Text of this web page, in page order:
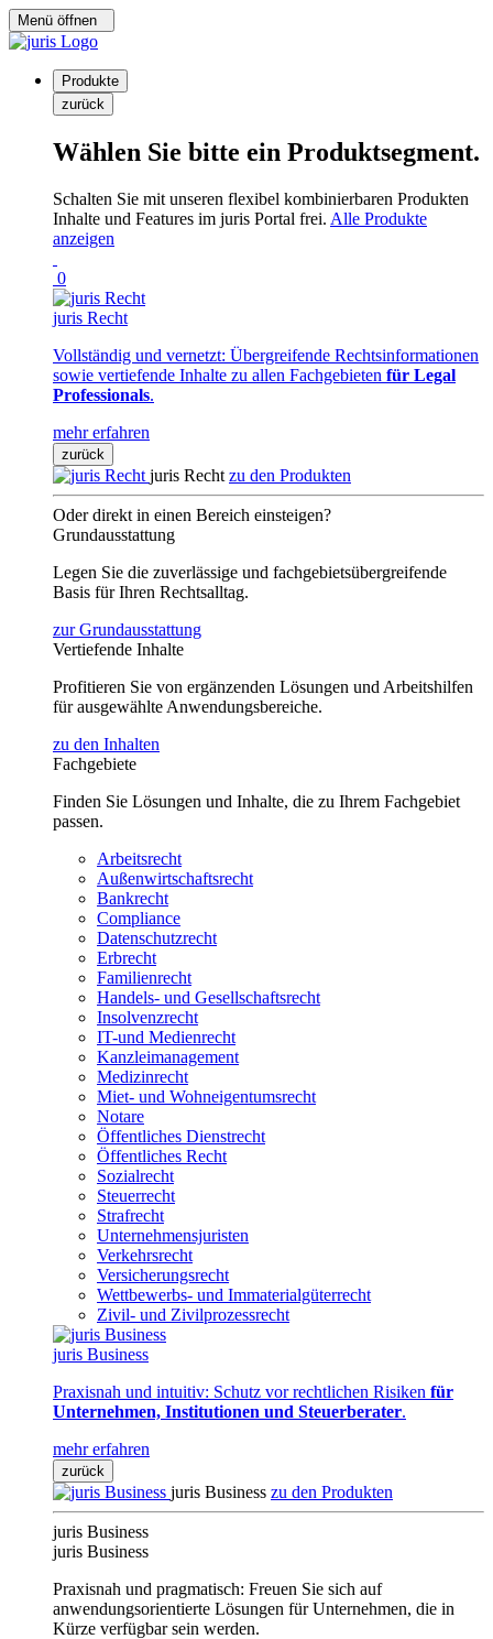
Menü öffnen
Produkte
zurück
Wählen Sie bitte ein Produktsegment.
Schalten Sie mit unseren flexibel kombinierbaren Produkten
Inhalte und Features im juris Portal frei. Alle Produkte
anzeigen
0
juris Recht
Vollständig und vernetzt: Übergreifende Rechtsinformationen
sowie vertiefende Inhalte zu allen Fachgebieten für Legal
Professionals.
mehr erfahren
zurück
juris Recht zu den Produkten
Oder direkt in einen Bereich einsteigen?
Grundausstattung
Legen Sie die zuverlässige und fachgebietsübergreifende
Basis für Ihren Rechtsalltag.
zur Grundausstattung
Vertiefende Inhalte
Profitieren Sie von ergänzenden Lösungen und Arbeitshilfen
für ausgewählte Anwendungsbereiche.
zu den Inhalten
Fachgebiete
Finden Sie Lösungen und Inhalte, die zu Ihrem Fachgebiet
passen.
Arbeitsrecht
Außenwirtschaftsrecht
Bankrecht
Compliance
Datenschutzrecht
Erbrecht
Familienrecht
Handels- und Gesellschaftsrecht
Insolvenzrecht
IT-und Medienrecht
Kanzleimanagement
Medizinrecht
Miet- und Wohneigentumsrecht
Notare
Öffentliches Dienstrecht
Öffentliches Recht
Sozialrecht
Steuerrecht
Strafrecht
Unternehmensjuristen
Verkehrsrecht
Versicherungsrecht
Wettbewerbs- und Immaterialgüterrecht
Zivil- und Zivilprozessrecht
juris Business
Praxisnah und intuitiv: Schutz vor rechtlichen Risiken für
Unternehmen, Institutionen und Steuerberater.
mehr erfahren
zurück
juris Business zu den Produkten
juris Business
juris Business
Praxisnah und pragmatisch: Freuen Sie sich auf
anwendungsorientierte Lösungen für Unternehmen, die in
Kürze verfügbar sein werden.